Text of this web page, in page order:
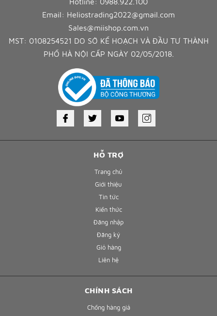
HỖ TRỢ
Trang chủ
Giới thiệu
Tin tức
Kiến thức
Đăng nhập
Đăng ký
Giỏ hàng
Liên hệ
Email: Heliostrading2022@gmail.com
Sales@miishop.com.vn
MST: 0108254521 DO SỞ KẾ HOẠCH VÀ ĐẦU TƯ THÀNH
PHỐ HÀ NỘI CẤP NGÀY 02/05/2018.
CHÍNH SÁCH
Chống hàng giả